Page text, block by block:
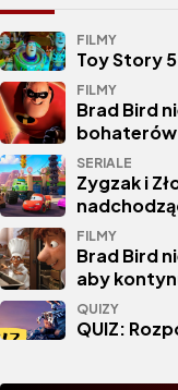
FILMY
Toy Story
FILMY
Brad Bird
SERIALE
Zygzak i
FILMY
Brad Bird
aby
QUIZY
QUIZ: